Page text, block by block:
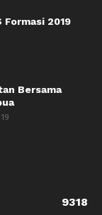
Formasi 2019
Bersama
9318